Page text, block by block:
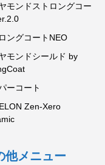
モンドストロングコー
ングコートNEO
モンドシールド by
ーコート
Zen-Xero
他メニュー